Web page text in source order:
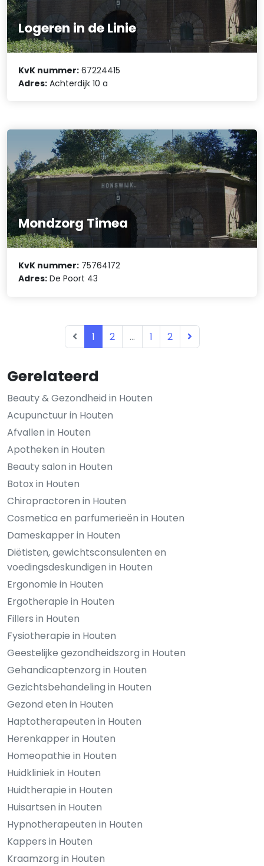
Gerelateerd
Beauty & Gezondheid in Houten
Acupunctuur in Houten
Afvallen in Houten
Apotheken in Houten
Beauty salon in Houten
Botox in Houten
Chiropractoren in Houten
Cosmetica en parfumerieën in Houten
Dameskapper in Houten
Diëtisten, gewichtsconsulenten en
voedingsdeskundigen in Houten
Ergonomie in Houten
Ergotherapie in Houten
Fillers in Houten
Fysiotherapie in Houten
Geestelijke gezondheidszorg in Houten
Gehandicaptenzorg in Houten
Gezichtsbehandeling in Houten
Gezond eten in Houten
Haptotherapeuten in Houten
Herenkapper in Houten
Homeopathie in Houten
Huidkliniek in Houten
Huidtherapie in Houten
Huisartsen in Houten
Hypnotherapeuten in Houten
Kappers in Houten
Kraamzorg in Houten
Logeren in de Linie
KvK nummer: 67224415
Adres: Achterdijk 10 a
Mondzorg Timea
KvK nummer: 75764172
Adres: De Poort 43
1 2 ... 1 2